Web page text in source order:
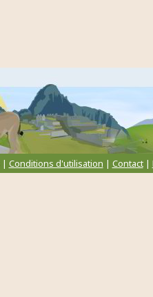
| Conditions d'utilisation | Contact|